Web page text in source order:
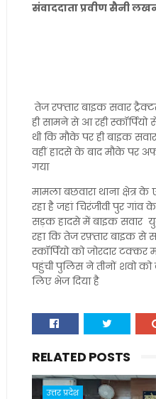
संवाददाता प्रवीण सैनी
तेज रफ्तार बाइक सवार
ही सामने से आ रही स्कॉर्पियो
थी कि मौके पर ही बाइक
वहीं हादसे के बाद मौके पर
गया
मामला बछवारा थाना क्षेत्र
रहा है जहां चिरंजीवी पुर
सड़क हादसे में बाइक सवार
रहा कि तेज रफ़्तार बाइक से
स्कॉर्पियो को जोरदार टक्कर
पहुंची पुलिस ने तीनों शवो
लिए भेज दिया है
RELATED POSTS
उत्तर प्रदेश